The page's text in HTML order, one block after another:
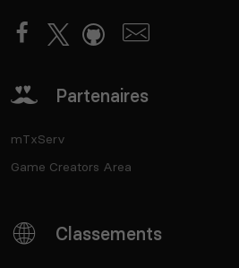
Partenaires
mTxServ
Game Creators Area
Classements